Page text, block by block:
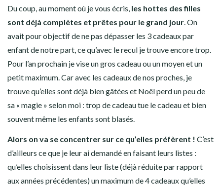
Du coup, au moment où je vous écris, les hottes des filles
sont déjà complètes et prêtes pour le grand jour. On
avait pour objectif de ne pas dépasser les 3 cadeaux par
enfant de notre part, ce qu’avec le recul je trouve encore trop.
Pour l’an prochain je vise un gros cadeau ou un moyen et un
petit maximum. Car avec les cadeaux de nos proches, je
trouve qu’elles sont déjà bien gâtées et Noël perd un peu de
sa « magie » selon moi : trop de cadeau tue le cadeau et bien
souvent même les enfants sont blasés.
Alors on va se concentrer sur ce qu’elles préfèrent ! C’est
d’ailleurs ce que je leur ai demandé en faisant leurs listes :
qu’elles choisissent dans leur liste (déjà réduite par rapport
aux années précédentes) un maximum de 4 cadeaux qu’elles